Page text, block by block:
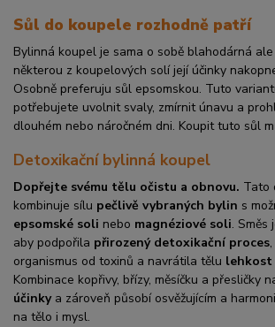
Sůl do koupele rozhodně patří
Bylinná koupel je sama o sobě blahodárná
některou z koupelových solí její účinky
Osobně preferuju sůl epsomskou. Tuto
potřebujete uvolnit svaly, zmírnit únavu a
dlouhém nebo náročném dni. Koupit tuto sůl
Detoxikační bylinná koupel
Dopřejte svému tělu očistu a obnovu. Tato
kombinuje sílu pečlivě vybraných bylin s
epsomské soli nebo magnéziové soli. Směs
aby podpořila přirozený detoxikační proces
organismus od toxinů a navrátila tělu lehkost
Kombinace kopřivy, břízy, měsíčku a přesličky
účinkya zároveň působí osvěžujícím a
na tělo i mysl.